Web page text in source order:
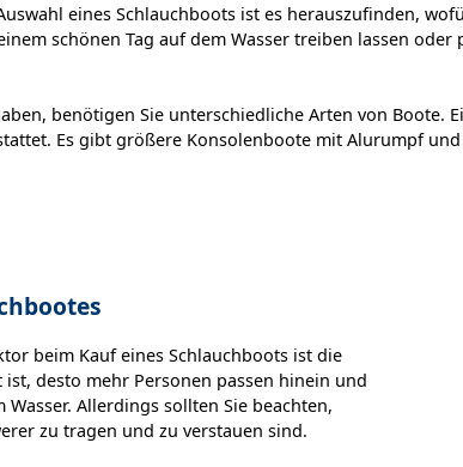
eines Schlauchboots ist es herauszufinden,
schönen Tag auf dem Wasser treiben lassen
benötigen Sie unterschiedliche Arten von
Es gibt größere Konsolenboote mit Alurumpf
beim Kauf eines Schlauchboots ist die
ist, desto mehr Personen passen hinein und
Allerdings sollten Sie beachten,
zu tragen und zu verstauen sind.